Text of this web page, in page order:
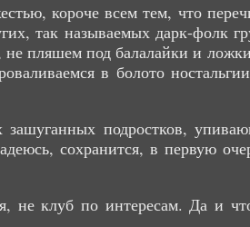
короче всем тем, что
так называемых дарк-фолк
пляшем под балалайки и
в болото
подростков,
сохранится, в первую
не клуб по интересам. Да и